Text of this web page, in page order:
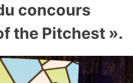
concours
the Pitchest ».